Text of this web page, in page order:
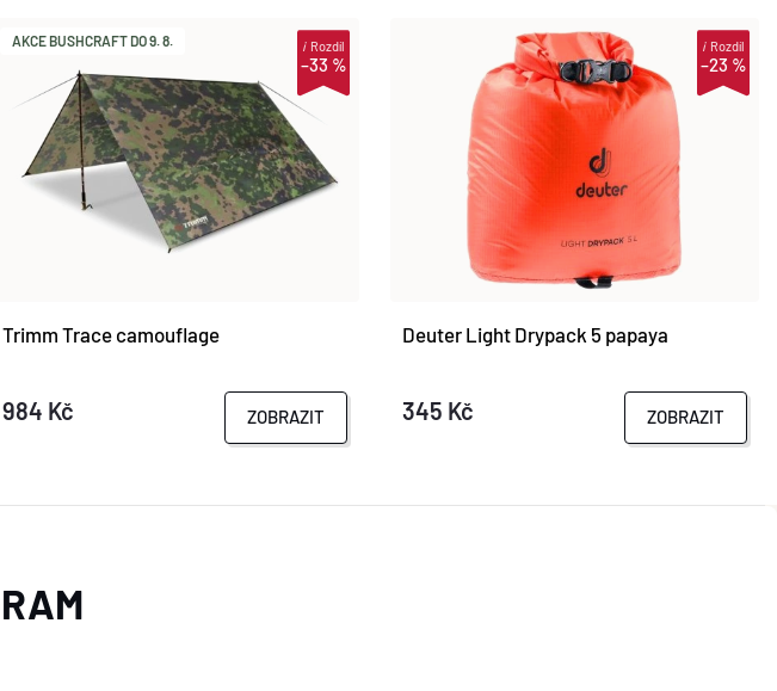
AKCE BUSHCRAFT DO 9. 8.
–33 %
iRozdíl
Trimm Trace camouflage
984 Kč ZOBRAZIT
–23 %
iRozdíl
Deuter Light Drypack 5 papaya
345 Kč ZOBRAZIT